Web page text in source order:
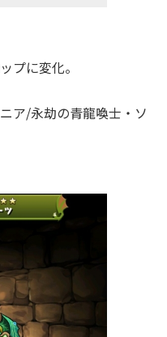
プに変化。
ア/永劫の青龍喚士・ソ